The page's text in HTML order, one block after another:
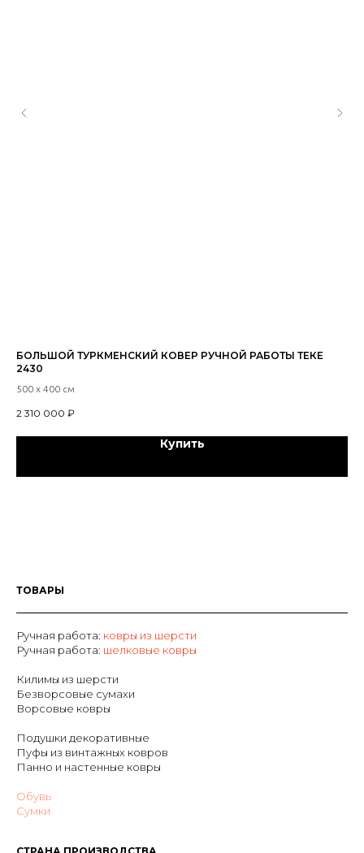
БОЛЬШОЙ ТУРКМЕНСКИЙ КОВЕР РУЧНОЙ РАБОТЫ ТЕКЕ
2430
500 х 400 см
2 310 000 ₽
Купить
ТОВАРЫ
Ручная работа: ковры из шерсти
Ручная работа: шелковые ковры
Килимы из шерсти
Безворсовые сумахи
Ворсовые ковры
Подушки декоративные
Пуфы из винтажных ковров
Панно и настенные ковры
Обувь
Сумки